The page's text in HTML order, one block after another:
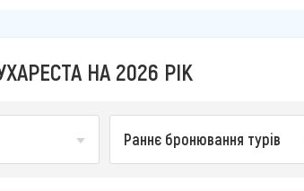
НА 2026 РІК
Раннє бронювання турів